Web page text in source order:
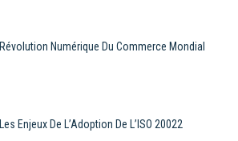
Révolution Numérique Du Commerce Mondial
Les Enjeux De L’Adoption De L’ISO 20022